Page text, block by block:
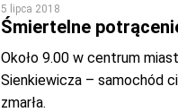
5 lipca 2018
Śmiertelne
Około 9.00 w centrum
Sienkiewicza – samochód
zmarła.